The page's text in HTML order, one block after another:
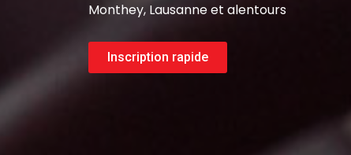
Monthey, Lausanne et alentours
Inscription rapide